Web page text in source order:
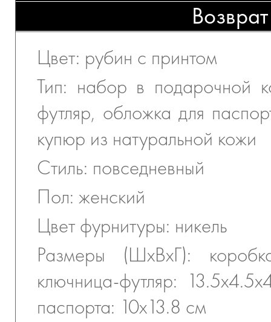
Возврат
Цвет: рубин с принтом
Тип: набор в подарочной
футляр, обложка для
купюр из натуральной кожи
Стиль: повседневный
Пол: женский
Цвет фурнитуры: никель
Размеры (ШхВхГ):
ключница-футляр:
паспорта: 10х13.8 см